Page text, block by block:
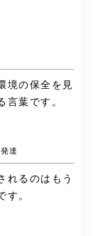
境の保全を見
言葉です。
達
れるのはもう
す。